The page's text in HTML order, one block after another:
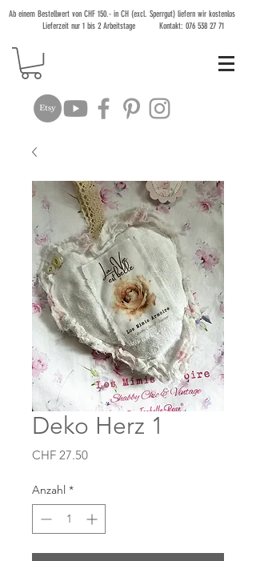
Ab einem Bestellwert von CHF 150.- in CH (excl. Sperrgut) liefern wir kostenlos
Lieferzeit nur 1 bis 2 Arbeitstage Kontakt: 076 538 27 71
Deko Herz 1
CHF 27.50Preis
Anzahl *